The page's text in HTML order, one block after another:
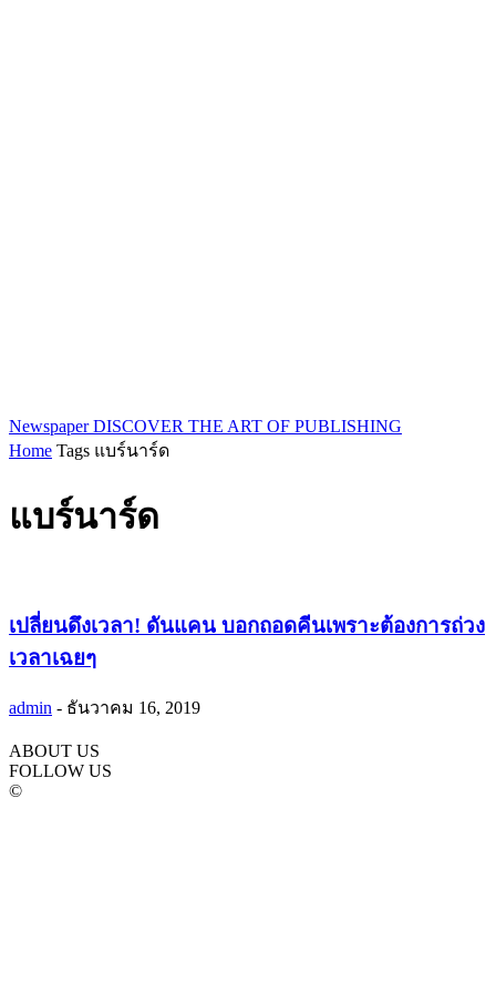
Newspaper DISCOVER THE ART OF PUBLISHING
Home Tags แบร์นาร์ด
แบร์นาร์ด
เปลี่ยนดึงเวลา! ดันแคน บอกถอดคีนเพราะต้องการถ่วง
เวลาเฉยๆ
admin - ธันวาคม 16, 2019
ABOUT US
FOLLOW US
©